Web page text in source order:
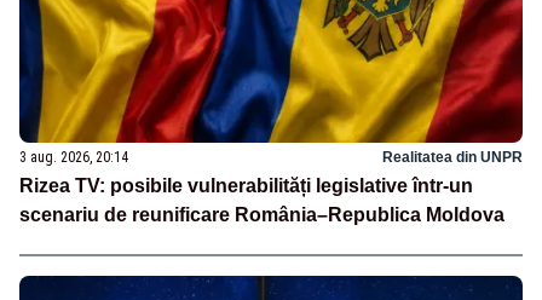
3 aug. 2026, 20:14 Realitatea din UNPR
Rizea TV: posibile vulnerabilități legislative într-un
scenariu de reunificare România–Republica Moldova